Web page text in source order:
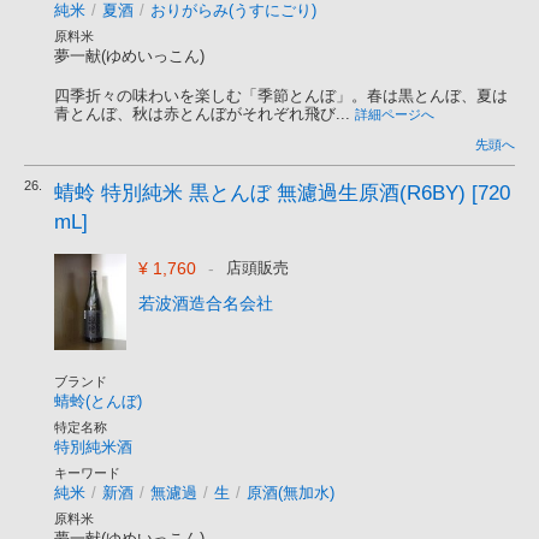
純米 / 夏酒 / おりがらみ(うすにごり)
原料米
夢一献(ゆめいっこん)
四季折々の味わいを楽しむ「季節とんぼ」。春は黒とんぼ、夏は
青とんぼ、秋は赤とんぼがそれぞれ飛び... 詳細ページへ
先頭へ
26.
蜻蛉 特別純米 黒とんぼ 無濾過生原酒(R6BY) [720
mL]
¥ 1,760 - 店頭販売
若波酒造合名会社
ブランド
蜻蛉(とんぼ)
特定名称
特別純米酒
キーワード
純米 / 新酒 / 無濾過 / 生 / 原酒(無加水)
原料米